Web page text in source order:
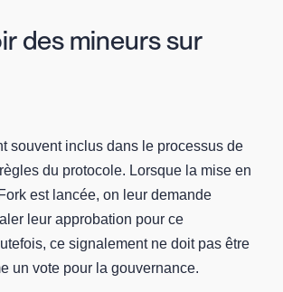
des mineurs sur
souvent inclus dans le processus de
du protocole. Lorsque la mise en
est lancée, on leur demande
leur approbation pour ce
ce signalement ne doit pas être
un vote pour la gouvernance.